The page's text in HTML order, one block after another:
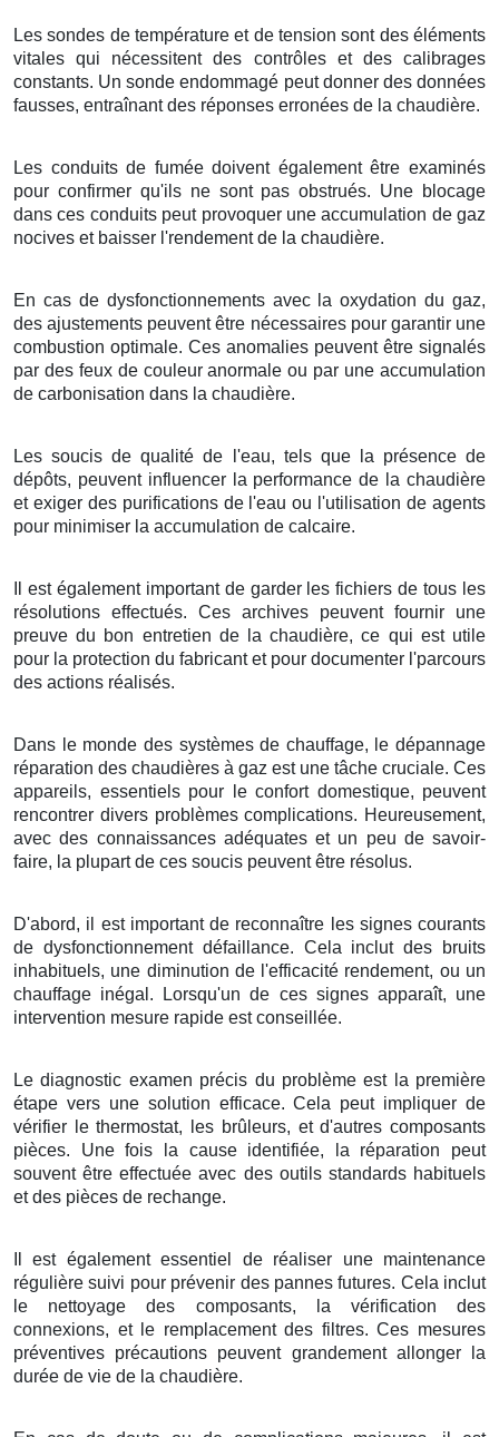
Les sondes de température et de tension sont des éléments
vitales qui nécessitent des contrôles et des calibrages
constants. Un sonde endommagé peut donner des données
fausses, entraînant des réponses erronées de la chaudière.
Les conduits de fumée doivent également être examinés
pour confirmer qu'ils ne sont pas obstrués. Une blocage
dans ces conduits peut provoquer une accumulation de gaz
nocives et baisser l'rendement de la chaudière.
En cas de dysfonctionnements avec la oxydation du gaz,
des ajustements peuvent être nécessaires pour garantir une
combustion optimale. Ces anomalies peuvent être signalés
par des feux de couleur anormale ou par une accumulation
de carbonisation dans la chaudière.
Les soucis de qualité de l'eau, tels que la présence de
dépôts, peuvent influencer la performance de la chaudière
et exiger des purifications de l'eau ou l'utilisation de agents
pour minimiser la accumulation de calcaire.
Il est également important de garder les fichiers de tous les
résolutions effectués. Ces archives peuvent fournir une
preuve du bon entretien de la chaudière, ce qui est utile
pour la protection du fabricant et pour documenter l'parcours
des actions réalisés.
Dans le monde des systèmes de chauffage, le dépannage
réparation des chaudières à gaz est une tâche cruciale. Ces
appareils, essentiels pour le confort domestique, peuvent
rencontrer divers problèmes complications. Heureusement,
avec des connaissances adéquates et un peu de savoir-
faire, la plupart de ces soucis peuvent être résolus.
D'abord, il est important de reconnaître les signes courants
de dysfonctionnement défaillance. Cela inclut des bruits
inhabituels, une diminution de l'efficacité rendement, ou un
chauffage inégal. Lorsqu'un de ces signes apparaît, une
intervention mesure rapide est conseillée.
Le diagnostic examen précis du problème est la première
étape vers une solution efficace. Cela peut impliquer de
vérifier le thermostat, les brûleurs, et d'autres composants
pièces. Une fois la cause identifiée, la réparation peut
souvent être effectuée avec des outils standards habituels
et des pièces de rechange.
Il est également essentiel de réaliser une maintenance
régulière suivi pour prévenir des pannes futures. Cela inclut
le nettoyage des composants, la vérification des
connexions, et le remplacement des filtres. Ces mesures
préventives précautions peuvent grandement allonger la
durée de vie de la chaudière.